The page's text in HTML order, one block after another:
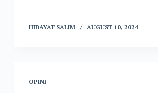
HIDAYAT SALIM AUGUST 10, 2024
OPINI